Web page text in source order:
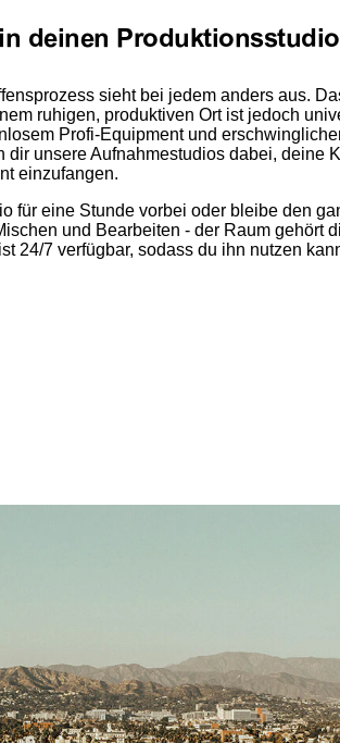
deinen
sieht bei jedem anders aus.
ruhigen, produktiven Ort ist jedoch
Profi-Equipment und
dir unsere Aufnahmestudios dabei, deine
einzufangen.
für eine Stunde vorbei oder bleibe den
und Bearbeiten - der Raum gehört
24/7 verfügbar, sodass du ihn nutzen